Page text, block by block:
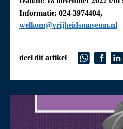
Informatie: 024-3974404,
welkom@vrijheidsmuseum.nl
deel dit artikel